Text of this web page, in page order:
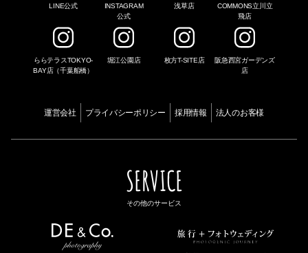
LINE公式
INSTAGRAM
公式
浅草店
COMMONS立川立
飛店
ららテラスTOKYO-
BAY店（千葉船橋）
堀江公園店 枚方T-SITE店
阪急西宮ガーデンズ
店
運営会社 プライバシーポリシー 採用情報 法人のお客様
SERVICE
その他のサービス